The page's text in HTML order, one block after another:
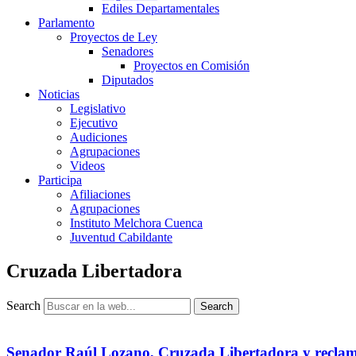
Ediles Departamentales
Parlamento
Proyectos de Ley
Senadores
Proyectos en Comisión
Diputados
Noticias
Legislativo
Ejecutivo
Audiciones
Agrupaciones
Videos
Participa
Afiliaciones
Agrupaciones
Instituto Melchora Cuenca
Juventud Cabildante
Cruzada Libertadora
Search Search
Senador Raúl Lozano, Cruzada Libertadora y